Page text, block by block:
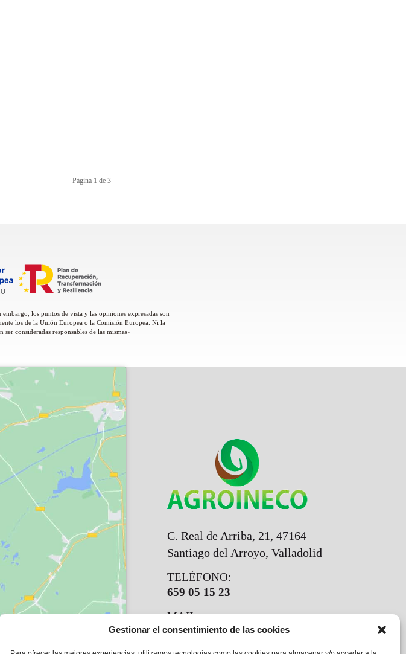
Gestionar el consentimiento de las cookies
Página 1 de 3
los puntos de vista y las opiniones expresadas son
los de la Unión Europea o la Comisión Europea. Ni la
consideradas responsables de las mismas»
C. Real de Arriba, 21, 47164
Santiago del Arroyo, Valladolid
TELÉFONO:
659 05 15 23
MAIL
agroineco@agroineco.com
josemanuel@agroineco.com